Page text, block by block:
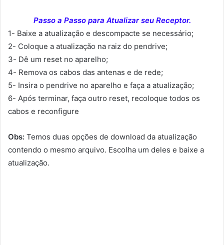
Passo a Passo para Atualizar seu Receptor.
1- Baixe a atualização e descompacte se necessário;
2- Coloque a atualização na raiz do pendrive;
3- Dê um reset no aparelho;
4- Remova os cabos das antenas e de rede;
5- Insira o pendrive no aparelho e faça a atualização;
6- Após terminar, faça outro reset, recoloque todos os
cabos e reconfigure
Obs: Temos duas opções de download da atualização
contendo o mesmo arquivo. Escolha um deles e baixe a
atualização.